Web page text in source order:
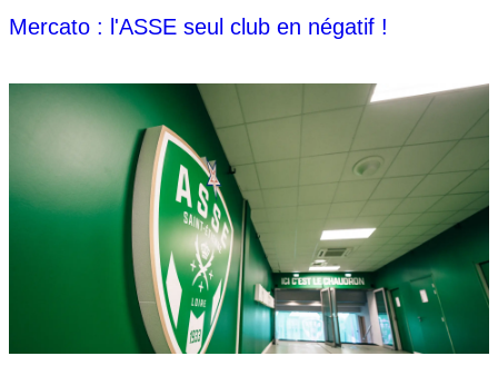
Mercato : l'ASSE seul club en négatif !